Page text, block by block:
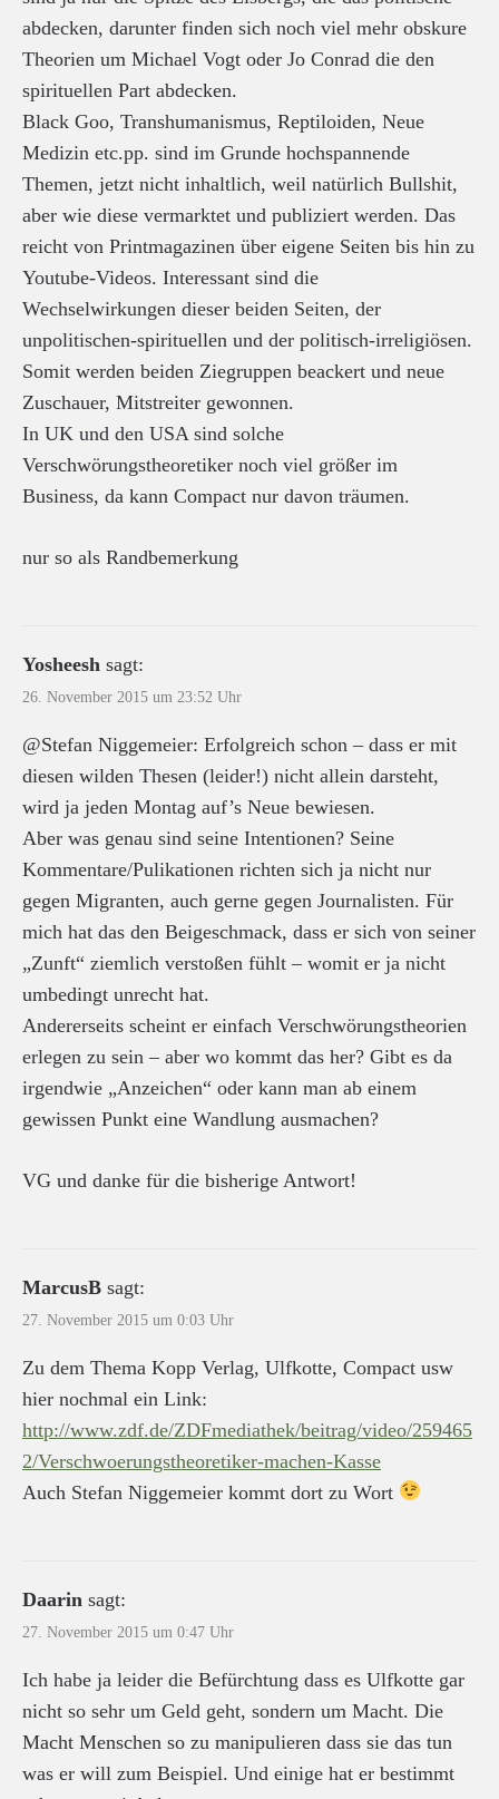
abdecken, darunter finden sich noch viel mehr obskure
Theorien um Michael Vogt oder Jo Conrad die den
spirituellen Part abdecken.
Black Goo, Transhumanismus, Reptiloiden, Neue
Medizin etc.pp. sind im Grunde hochspannende
Themen, jetzt nicht inhaltlich, weil natürlich Bullshit,
aber wie diese vermarktet und publiziert werden. Das
reicht von Printmagazinen über eigene Seiten bis hin zu
Youtube-Videos. Interessant sind die
Wechselwirkungen dieser beiden Seiten, der
unpolitischen-spirituellen und der politisch-irreligiösen.
Somit werden beiden Ziegruppen beackert und neue
Zuschauer, Mitstreiter gewonnen.
In UK und den USA sind solche
Verschwörungstheoretiker noch viel größer im
Business, da kann Compact nur davon träumen.
nur so als Randbemerkung
Yosheesh sagt:
26. November 2015 um 23:52 Uhr
@Stefan Niggemeier: Erfolgreich schon – dass er mit
diesen wilden Thesen (leider!) nicht allein darsteht,
wird ja jeden Montag auf’s Neue bewiesen.
Aber was genau sind seine Intentionen? Seine
Kommentare/Pulikationen richten sich ja nicht nur
gegen Migranten, auch gerne gegen Journalisten. Für
mich hat das den Beigeschmack, dass er sich von seiner
„Zunft“ ziemlich verstoßen fühlt – womit er ja nicht
umbedingt unrecht hat.
Andererseits scheint er einfach Verschwörungstheorien
erlegen zu sein – aber wo kommt das her? Gibt es da
irgendwie „Anzeichen“ oder kann man ab einem
gewissen Punkt eine Wandlung ausmachen?
VG und danke für die bisherige Antwort!
MarcusB sagt:
27. November 2015 um 0:03 Uhr
Zu dem Thema Kopp Verlag, Ulfkotte, Compact usw
hier nochmal ein Link:
http://www.zdf.de/ZDFmediathek/beitrag/video/259465
2/Verschwoerungstheoretiker-machen-Kasse
Auch Stefan Niggemeier kommt dort zu Wort
Daarin sagt:
27. November 2015 um 0:47 Uhr
Ich habe ja leider die Befürchtung dass es Ulfkotte gar
nicht so sehr um Geld geht, sondern um Macht. Die
Macht Menschen so zu manipulieren dass sie das tun
was er will zum Beispiel. Und einige hat er bestimmt